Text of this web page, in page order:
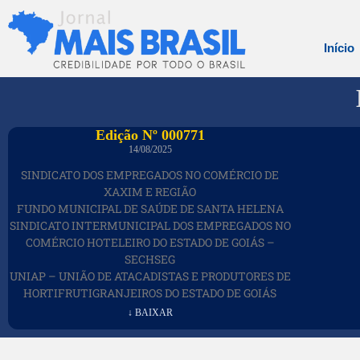
Início
Edição Nº 000771
14/08/2025
SINDICATO DOS EMPREGADOS NO COMÉRCIO DE
XAXIM E REGIÃO
FUNDO MUNICIPAL DE SAÚDE DE SANTA HELENA
SINDICATO INTERMUNICIPAL DOS EMPREGADOS NO
COMÉRCIO HOTELEIRO DO ESTADO DE GOIÁS –
SECHSEG
UNIAP – UNIÃO DE ATACADISTAS E PRODUTORES DE
HORTIFRUTIGRANJEIROS DO ESTADO DE GOIÁS
↓ BAIXAR